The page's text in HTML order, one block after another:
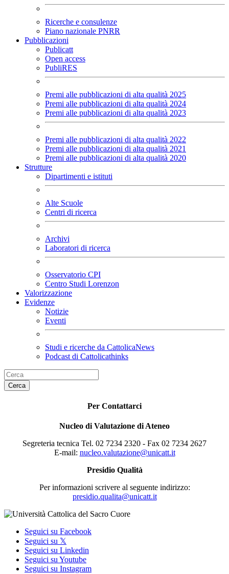
Ricerche e consulenze
Piano nazionale PNRR
Pubblicazioni
Publicatt
Open access
PubliRES
Premi alle pubblicazioni di alta qualità 2025
Premi alle pubblicazioni di alta qualità 2024
Premi alle pubblicazioni di alta qualità 2023
Premi alle pubblicazioni di alta qualità 2022
Premi alle pubblicazioni di alta qualità 2021
Premi alle pubblicazioni di alta qualità 2020
Strutture
Dipartimenti e istituti
Alte Scuole
Centri di ricerca
Archivi
Laboratori di ricerca
Osservatorio CPI
Centro Studi Lorenzon
Valorizzazione
Evidenze
Notizie
Eventi
Studi e ricerche da CattolicaNews
Podcast di Cattolicathinks
Cerca
Per Contattarci
Nucleo di Valutazione di Ateneo
Segreteria tecnica Tel. 02 7234 2320 - Fax 02 7234 2627
E-mail: nucleo.valutazione@unicatt.it
Presidio Qualità
Per informazioni scrivere al seguente indirizzo:
presidio.qualita@unicatt.it
Seguici su Facebook
Seguici su 𝕏
Seguici su Linkedin
Seguici su Youtube
Seguici su Instagram